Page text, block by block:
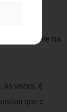
importante na
às vezes, é
que o